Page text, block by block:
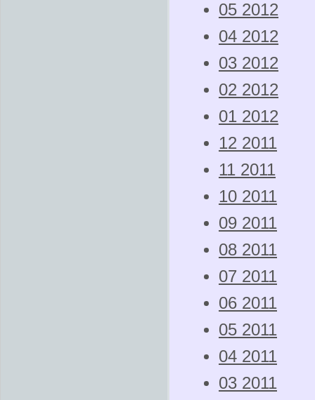
05 2012
04 2012
03 2012
02 2012
01 2012
12 2011
11 2011
10 2011
09 2011
08 2011
07 2011
06 2011
05 2011
04 2011
03 2011